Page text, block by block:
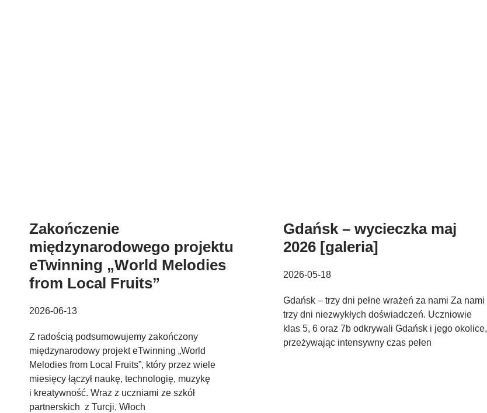
Zakończenie
międzynarodowego projektu
eTwinning „World Melodies
from Local Fruits”
2026-06-13
Z radością podsumowujemy zakończony
międzynarodowy projekt eTwinning „World
Melodies from Local Fruits”, który przez wiele
miesięcy łączył naukę, technologię, muzykę
i kreatywność. Wraz z uczniami ze szkół
partnerskich z Turcji, Włoch
Gdańsk – wycieczka maj
2026 [galeria]
2026-05-18
Gdańsk – trzy dni pełne wrażeń za nami Za nami
trzy dni niezwykłych doświadczeń. Uczniowie
klas 5, 6 oraz 7b odkrywali Gdańsk i jego okolice,
przeżywając intensywny czas pełen